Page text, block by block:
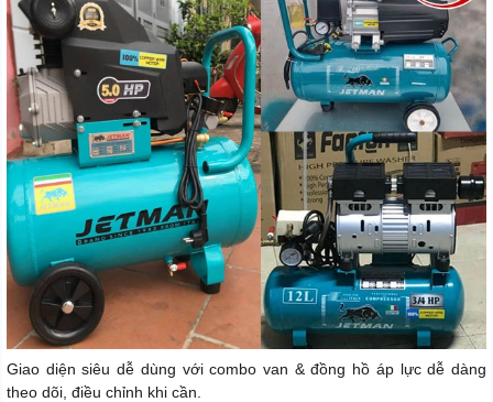
Giao diện siêu dễ dùng với combo van & đồng hồ áp lực dễ dàng
theo dõi, điều chỉnh khi cần.